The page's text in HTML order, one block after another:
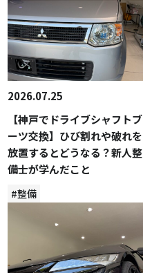
2026.07.25
【神戸でドライブシャフトブ
ーツ交換】ひび割れや破れを
放置するとどうなる？新人整
備士が学んだこと
#整備